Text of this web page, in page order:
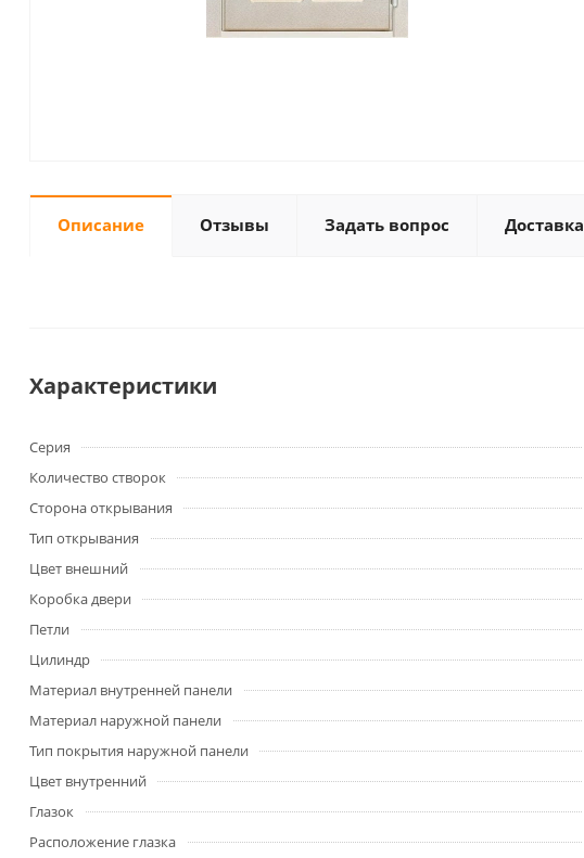
Описание Отзывы Задать вопрос Доставка
Характеристики
Серия
Количество створок
Сторона открывания
Тип открывания
Цвет внешний
Коробка двери
Петли
Цилиндр
Материал внутренней панели
Материал наружной панели
Тип покрытия наружной панели
Цвет внутренний
Глазок
Расположение глазка